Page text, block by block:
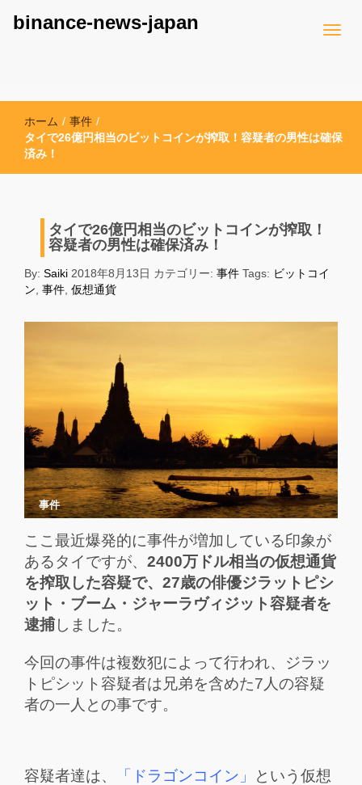
binance-news-japan
ホーム / 事件 /
タイで26億円相当のビットコインが搾取！容疑者の男性は確保
済み！
タイで26億円相当のビットコインが搾取！
容疑者の男性は確保済み！
By: Saiki 2018年8月13日 カテゴリー: 事件 Tags: ビットコイ
ン 事件 仮想通貨
事件
ここ最近爆発的に事件が増加している印象が
あるタイですが、 2400万ドル相当の仮想通貨
を搾取した容疑で、27歳の俳優ジラットピシ
ット・ブーム・ジャーラヴィジット容疑者を
逮捕しました。
今回の事件は複数犯によって行われ、ジラッ
トピシット容疑者は兄弟を含めた7人の容疑
者の一人との事です。
容疑者達は、 「ドラゴンコイン」
という仮想